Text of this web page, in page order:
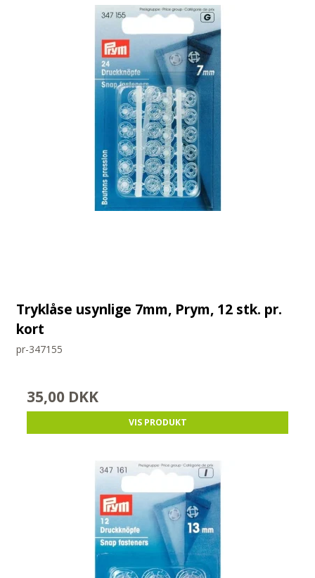
Tryklåse usynlige 7mm, Prym, 12 stk. pr.
kort
pr-347155
35,00 DKK
VIS PRODUKT